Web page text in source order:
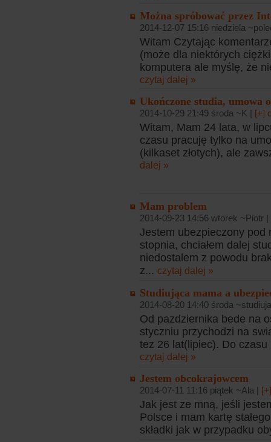
Można spróbować przez
2014-12-07 15:16 niedziela
Witam Czytając
(może dla niektórych
komputera ale myślę, że
czytaj dalej »
Ukończone studia, umowa
2014-10-29 21:49 środa ~K | [+]
Witam, Mam 24 lata, w
czasu pracuję tylko na
(kilkaset złotych), ale
dalej »
Mam problem
2014-09-23 14:56 wtorek ~Piotr |
Jestem ubezpieczony pod
stopnia, chciałem dalej
niedostalem z powodu
z... czytaj dalej »
Studiująca mama a
2014-08-20 14:40 środa
Od pazdziernika bede na
styczniu przychodzi na
tez 26 lat(lipiec). Do
czytaj dalej »
Jestem obcokrajowcem
2014-07-11 11:16 piątek ~Ala |
Jak jest ze mną, jeśli
Polsce i mam kartę
składki jak w przypadku